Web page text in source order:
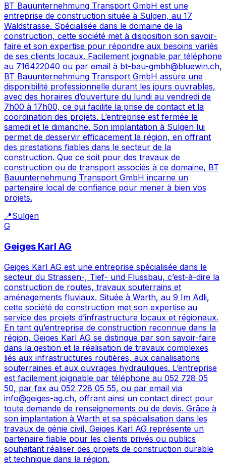
BT Bauunternehmung Transport GmbH est une
entreprise de construction située à Sulgen, au 17
Waldstrasse. Spécialisée dans le domaine de la
construction, cette société met à disposition son savoir-
faire et son expertise pour répondre aux besoins variés
de ses clients locaux. Facilement joignable par téléphone
au 716422040 ou par email à bt-bau-gmbh@bluewin.ch,
BT Bauunternehmung Transport GmbH assure une
disponibilité professionnelle durant les jours ouvrables,
avec des horaires d’ouverture du lundi au vendredi de
7h00 à 17h00, ce qui facilite la prise de contact et la
coordination des projets. L’entreprise est fermée le
samedi et le dimanche. Son implantation à Sulgen lui
permet de desservir efficacement la région, en offrant
des prestations fiables dans le secteur de la
construction. Que ce soit pour des travaux de
construction ou de transport associés à ce domaine, BT
Bauunternehmung Transport GmbH incarne un
partenaire local de confiance pour mener à bien vos
projets.
📍Sulgen
G
Geiges Karl AG
Geiges Karl AG est une entreprise spécialisée dans le
secteur du Strassen-, Tief- und Flussbau, c’est-à-dire la
construction de routes, travaux souterrains et
aménagements fluviaux. Située à Warth, au 9 Im Adli,
cette société de construction met son expertise au
service des projets d’infrastructure locaux et régionaux.
En tant qu’entreprise de construction reconnue dans la
région, Geiges Karl AG se distingue par son savoir-faire
dans la gestion et la réalisation de travaux complexes
liés aux infrastructures routières, aux canalisations
souterraines et aux ouvrages hydrauliques. L’entreprise
est facilement joignable par téléphone au 052 728 05
50, par fax au 052 728 05 55, ou par email via
info@geiges-ag.ch, offrant ainsi un contact direct pour
toute demande de renseignements ou de devis. Grâce à
son implantation à Warth et sa spécialisation dans les
travaux de génie civil, Geiges Karl AG représente un
partenaire fiable pour les clients privés ou publics
souhaitant réaliser des projets de construction durable
et technique dans la région.